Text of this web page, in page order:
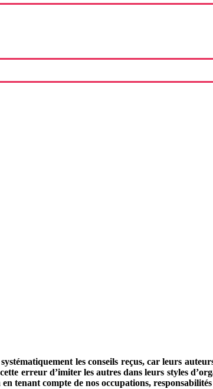
les conseils reçus, car leurs
erreur d’imiter les autres dans leurs styles
tenant compte de nos occupations,